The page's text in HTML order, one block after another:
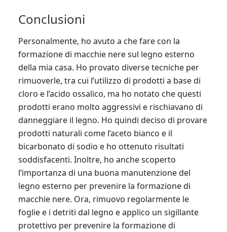
Conclusioni
Personalmente, ho avuto a che fare con la
formazione di macchie nere sul legno esterno
della mia casa. Ho provato diverse tecniche per
rimuoverle, tra cui l’utilizzo di prodotti a base di
cloro e l’acido ossalico, ma ho notato che questi
prodotti erano molto aggressivi e rischiavano di
danneggiare il legno. Ho quindi deciso di provare
prodotti naturali come l’aceto bianco e il
bicarbonato di sodio e ho ottenuto risultati
soddisfacenti. Inoltre, ho anche scoperto
l’importanza di una buona manutenzione del
legno esterno per prevenire la formazione di
macchie nere. Ora, rimuovo regolarmente le
foglie e i detriti dal legno e applico un sigillante
protettivo per prevenire la formazione di